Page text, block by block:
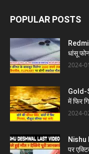
POPULAR POSTS
धांसू
2024-
Gold-
में फिर
2024-
Nishu
पर